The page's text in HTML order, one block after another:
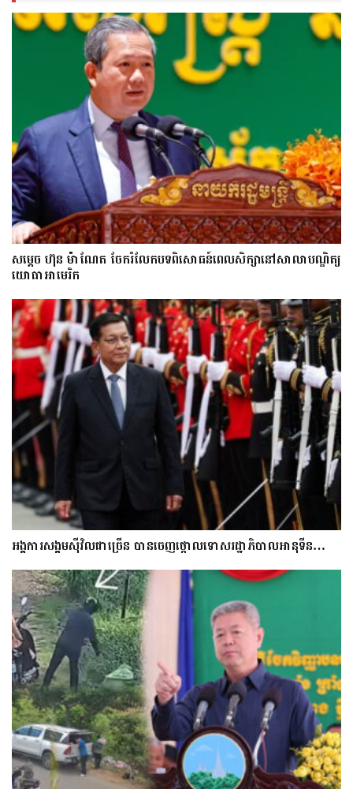
សម្តេច ហ៊ុន ម៉ាណែត ចែករំលែកបទពិសោធន៍ពេលសិក្សានៅសាលាបណ្ឌិត្យ​
យោ​ធា​អាមេរិក
អង្គការសង្គមស៊ីវិលជាច្រើន បានចេញថ្កោលទោសរដ្ឋាភិបាលអានុទីន…